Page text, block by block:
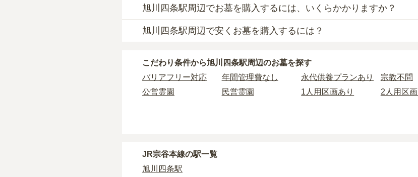
旭川四条駅周辺でお墓を購入するには、いくらかかりますか？
旭川四条駅周辺での購入費用の目安は、 一般墓が約208万円、永代供養墓が
旭川四条駅周辺の一般墓の永代使用料の平均は
画の広さや墓石の大きさ・素材によって変わります。
：お墓を新しく建てた際に行う儀式のための費用。僧侶
す。
：お墓の管理費。契約後、毎年発生するケースがあります。
旭川四条駅周辺で安くお墓を購入するには？
旭川四条駅周辺 で一番安価なお墓 は、観音霊苑
タイプです。個別のお墓に比べて省スペースで管理の手間がかからないため
す。
こだわり条件から旭川四条駅周辺のお墓を探す
バリアフリー対応
年間管理費なし 永代供養プランあり 宗教不問
公営霊園
民営霊園 1人用区画あり 2人用区画
JR宗谷本線の駅一覧
旭川四条駅